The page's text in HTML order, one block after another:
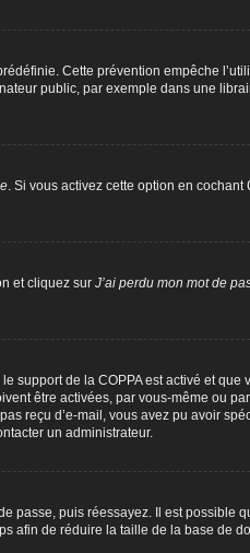
Cette prévention empêche
public, par exemple dans une
. Si vous activez cette option en cochant
et cliquez sur J’ai perdu mon mot de
support de la COPPA est activé et
être activées, par vous-même ou
reçu d’e-mail, vous avez pu avoir
un administrateur.
passe, puis réessayez. Il est possible
afin de réduire la taille de la base de